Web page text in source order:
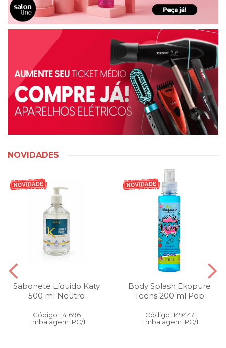
NOVIDADES
Sabonete Líquido Katy
500 ml Neutro
Código: 141696
Embalagem: PC/1
Body Splash Ekopure
Teens 200 ml Pop
Código: 149447
Embalagem: PC/1